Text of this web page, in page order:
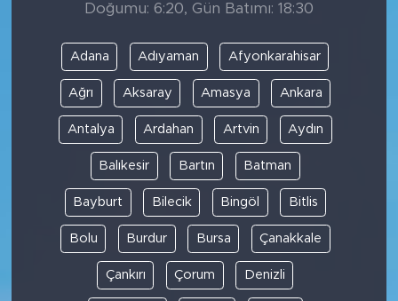
Doğumu: 6:20, Gün Batımı: 18:30
Adana Adıyaman Afyonkarahisar
Ağrı Aksaray Amasya Ankara
Antalya Ardahan Artvin Aydın
Balıkesir Bartın Batman
Bayburt Bilecik Bingöl Bitlis
Bolu Burdur Bursa Çanakkale
Çankırı Çorum Denizli